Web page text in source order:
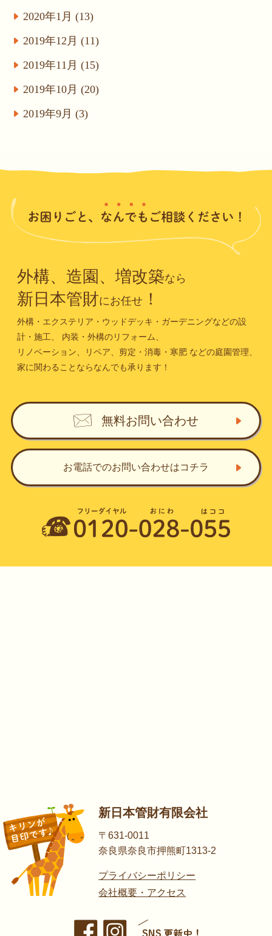
2020年1月 (13)
2019年12月 (11)
2019年11月 (15)
2019年10月 (20)
2019年9月 (3)
外構、造園、増改築なら
新日本管財にお任せ！
外構・エクステリア・ウッドデッキ・ガーデニングなどの設
計・施工、
内装・外構のリフォーム、
リノベーション、リペア、剪定・消毒・寒肥などの庭園管理、
家に関わることならなんでも承ります！
無料お問い合わせ
お電話でのお問い合わせはコチラ
新日本管財有限会社
〒631-0011
奈良県奈良市押熊町1313-2
プライバシーポリシー
会社概要・アクセス